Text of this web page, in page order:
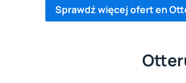
Sprawdź więcej ofert en